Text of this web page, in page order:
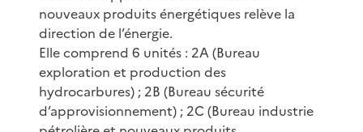
nouveaux produits énergétiques relève la
direction de l’énergie.
Elle comprend 6 unités : 2A (Bureau
exploration et production des
hydrocarbures) ; 2B (Bureau sécurité
d’approvisionnement) ; 2C (Bureau industrie